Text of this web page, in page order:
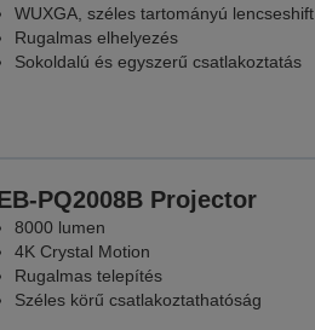
WUXGA, széles tartományú lencseshift
Rugalmas elhelyezés
Sokoldalú és egyszerű csatlakoztatás
PQ2008B Projector
8000 lumen
4K Crystal Motion
Rugalmas telepítés
Széles körű csatlakoztathatóság